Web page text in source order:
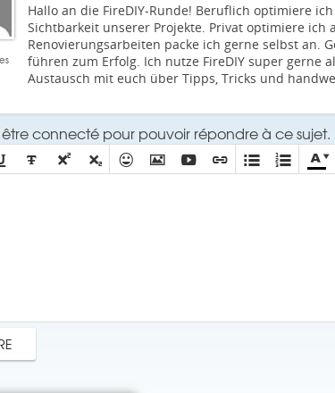
Hallo an die FireDIY-Runde! Beruflich optimiere
Sichtbarkeit unserer Projekte. Privat optimiere
Renovierungsarbeiten packe ich gerne selbst an.
führen zum Erfolg. Ich nutze FireDIY super
Austausch mit euch über Tipps, Tricks und
connecté pour pouvoir répondre à ce sujet.
         